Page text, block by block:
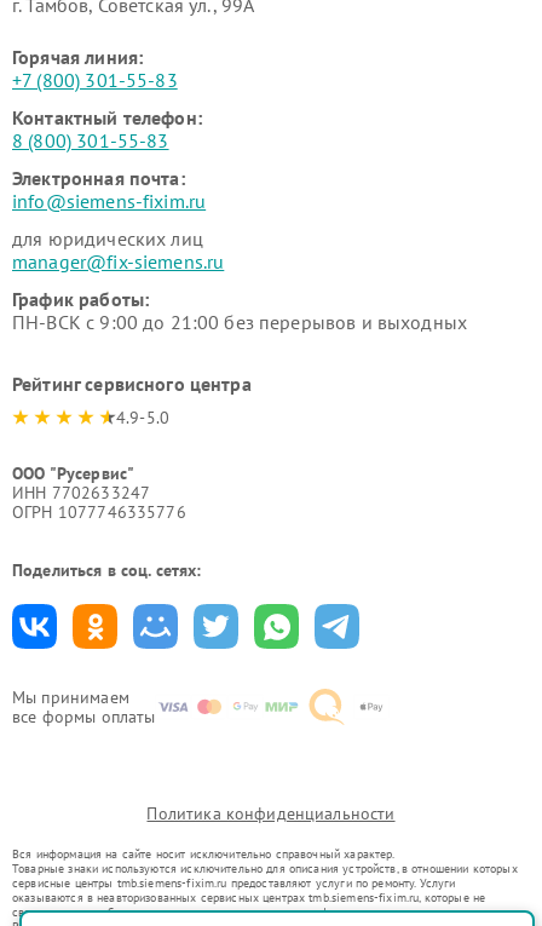
Мы принимаем
все формы оплаты
Горячая линия:
+7 (800) 301-55-83
Контактный телефон:
8 (800) 301-55-83
Электронная почта:
info@siemens-fixim.ru
для юридических лиц
manager@fix-siemens.ru
График работы:
ПН-ВСК с 9:00 до 21:00 без перерывов и выходных
Рейтинг сервисного центра
4.9-5.0
ООО "Русервис"
ИНН 7702633247
ОГРН 1077746335776
Поделиться в соц. сетях:
Политика конфиденциальности
Вся информация на сайте носит исключительно справочный характер.
Товарные знаки используются исключительно для описания устройств, в отношении которых
сервисные центры tmb.siemens-fixim.ru предоставляют услуги по ремонту. Услуги
оказываются в неавторизованных сервисных центрах tmb.siemens-fixim.ru, которые не
связаны с правообладателями товарных знаков или их официальными представителями.